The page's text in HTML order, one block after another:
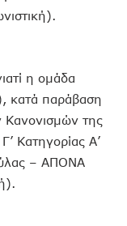
η ομάδα
κατά παράβαση
της
Κατηγορίας Α’
– ΑΠΟΝΑ